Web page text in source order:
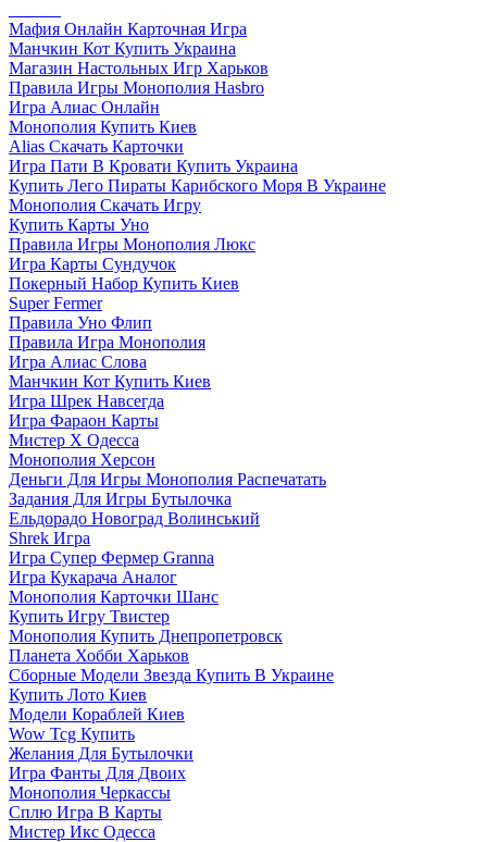
Мафия Онлайн Карточная Игра
Манчкин Кот Купить Украина
Магазин Настольных Игр Харьков
Правила Игры Монополия Hasbro
Игра Алиас Онлайн
Монополия Купить Киев
Alias Скачать Карточки
Игра Пати В Кровати Купить Украина
Купить Лего Пираты Карибского Моря В Украине
Монополия Скачать Игру
Купить Карты Уно
Правила Игры Монополия Люкс
Игра Карты Сундучок
Покерный Набор Купить Киев
Super Fermer
Правила Уно Флип
Правила Игра Монополия
Игра Алиас Слова
Манчкин Кот Купить Киев
Игра Шрек Навсегда
Игра Фараон Карты
Мистер Х Одесса
Монополия Херсон
Деньги Для Игры Монополия Распечатать
Задания Для Игры Бутылочка
Ельдорадо Новоград Волинський
Shrek Игра
Игра Супер Фермер Granna
Игра Кукарача Аналог
Монополия Карточки Шанс
Купить Игру Твистер
Монополия Купить Днепропетровск
Планета Хобби Харьков
Сборные Модели Звезда Купить В Украине
Купить Лото Киев
Модели Кораблей Киев
Wow Tcg Купить
Желания Для Бутылочки
Игра Фанты Для Двоих
Монополия Черкассы
Сплю Игра В Карты
Мистер Икс Одесса